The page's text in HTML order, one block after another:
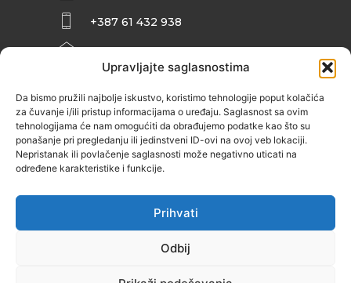
Upravljajte saglasnostima
Da bismo pružili najbolje iskustvo, koristimo tehnologije poput kolačića
za čuvanje i/ili pristup informacijama o uređaju. Saglasnost sa ovim
tehnologijama će nam omogućiti da obrađujemo podatke kao što su
ponašanje pri pregledanju ili jedinstveni ID-ovi na ovoj veb lokaciji.
Nepristanak ili povlačenje saglasnosti može negativno uticati na
određene karakteristike i funkcije.
Prihvati
Odbij
+387 61 432 938
INFO@ZENIT.BA
ZENIČANKA, 3. SPRAT), 72000 ZENICA